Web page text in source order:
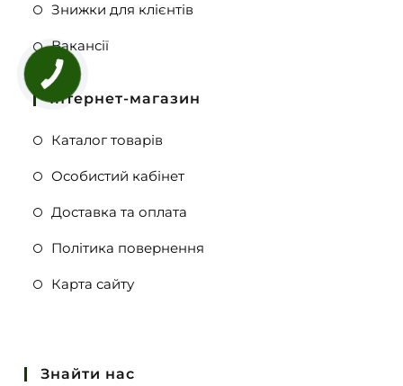
Знижки для клієнтів
Вакансії
Інтернет-магазин
Каталог товарів
Особистий кабінет
Доставка та оплата
Політика повернення
Карта сайту
Знайти нас